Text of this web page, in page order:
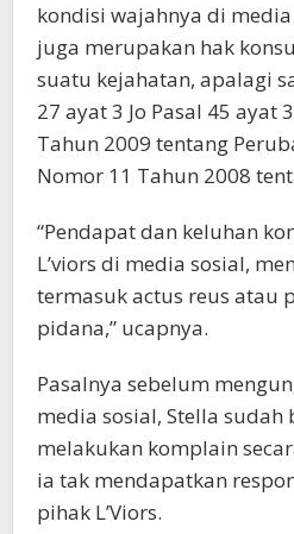
kondisi wajahnya di
juga merupakan hak
suatu kejahatan, apalagi
27 ayat 3 Jo Pasal 45 ayat
Tahun 2009 tentang
Nomor 11 Tahun 2008
“Pendapat dan keluhan
L’viors di media sosial,
termasuk actus reus atau
pidana,” ucapnya.
Pasalnya sebelum
media sosial, Stella sudah
melakukan komplain
ia tak mendapatkan
pihak L’Viors.